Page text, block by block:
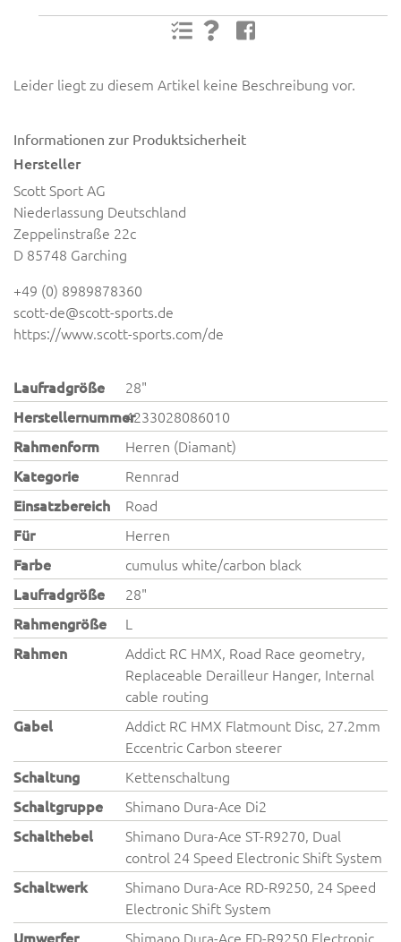
Leider liegt zu diesem Artikel keine Beschreibung vor.
Informationen zur Produktsicherheit
Hersteller
Scott Sport AG
Niederlassung Deutschland
Zeppelinstraße 22c
D 85748 Garching
+49 (0) 8989878360
scott-de@scott-sports.de
https://www.scott-sports.com/de
Laufradgröße
28"
Herstellernummer4233028086010
Rahmenform
Herren (Diamant)
Kategorie
Rennrad
Einsatzbereich
Road
Für
Herren
Farbe
cumulus white/carbon black
Laufradgröße
28"
Rahmengröße
L
Rahmen
Addict RC HMX, Road Race geometry,
Replaceable Derailleur Hanger, Internal
cable routing
Gabel
Addict RC HMX Flatmount Disc, 27.2mm
Eccentric Carbon steerer
Schaltung
Kettenschaltung
Schaltgruppe
Shimano Dura-Ace Di2
Schalthebel
Shimano Dura-Ace ST-R9270, Dual
control 24 Speed Electronic Shift System
Schaltwerk
Shimano Dura-Ace RD-R9250, 24 Speed
Electronic Shift System
Umwerfer
Shimano Dura-Ace FD-R9250 Electronic